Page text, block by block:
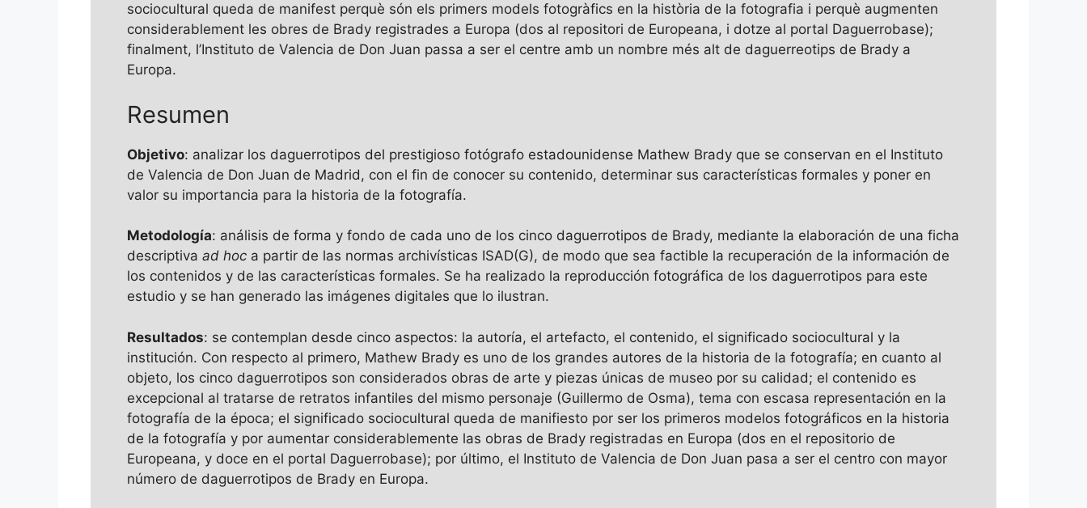
sociocultural queda de manifest perquè són els primers models fotogràfics en la història de la fotografia i perquè augmenten
considerablement les obres de Brady registrades a Europa (dos al repositori de Europeana, i dotze al portal Daguerrobase);
finalment, l’Instituto de Valencia de Don Juan passa a ser el centre amb un nombre més alt de daguerreotips de Brady a
Europa.
Resumen
Objetivo: analizar los daguerrotipos del prestigioso fotógrafo estadounidense Mathew Brady que se conservan en el Instituto
de Valencia de Don Juan de Madrid, con el fin de conocer su contenido, determinar sus características formales y poner en
valor su importancia para la historia de la fotografía.
Metodología: análisis de forma y fondo de cada uno de los cinco daguerrotipos de Brady, mediante la elaboración de una ficha
descriptiva ad hoca partir de las normas archivísticas ISAD(G), de modo que sea factible la recuperación de la información de
los contenidos y de las características formales. Se ha realizado la reproducción fotográfica de los daguerrotipos para este
estudio y se han generado las imágenes digitales que lo ilustran.
Resultados: se contemplan desde cinco aspectos: la autoría, el artefacto, el contenido, el significado sociocultural y la
institución. Con respecto al primero, Mathew Brady es uno de los grandes autores de la historia de la fotografía; en cuanto al
objeto, los cinco daguerrotipos son considerados obras de arte y piezas únicas de museo por su calidad; el contenido es
excepcional al tratarse de retratos infantiles del mismo personaje (Guillermo de Osma), tema con escasa representación en la
fotografía de la época; el significado sociocultural queda de manifiesto por ser los primeros modelos fotográficos en la historia
de la fotografía y por aumentar considerablemente las obras de Brady registradas en Europa (dos en el repositorio de
Europeana, y doce en el portal Daguerrobase); por último, el Instituto de Valencia de Don Juan pasa a ser el centro con mayor
número de daguerrotipos de Brady en Europa.